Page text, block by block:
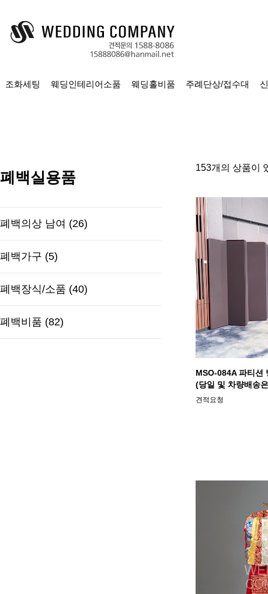
조화세팅 웨딩인테리어소품 웨딩홀비품 주례단상/접수대
폐백실용품
폐백의상 남여 (26)
폐백가구 (5)
폐백장식/소품 (40)
폐백비품 (82)
153개의 상품이
MSO-084A 파티션
(당일 및 차량배송
견적요청